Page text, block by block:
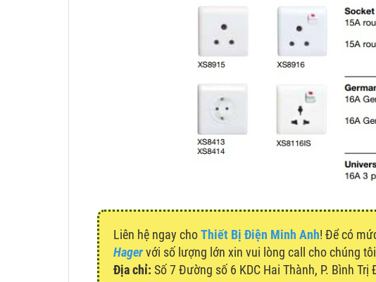
Liên hệ ngay choThiết Bị Điện Minh Anh! Để có
Hagervới số lượng lớn xin vui lòng call cho chúng
Địa chỉ: Số 7 Đường số 6 KDC Hai Thành, P. Bình Trị